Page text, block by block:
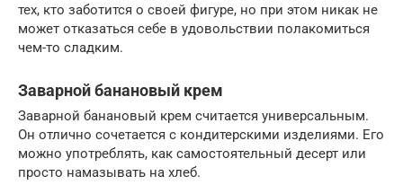
тех, кто заботится о своей фигуре, но при этом никак не
может отказаться себе в удовольствии полакомиться
чем-то сладким.
Заварной банановый крем
Заварной банановый крем считается универсальным.
Он отлично сочетается с кондитерскими изделиями. Его
можно употреблять, как самостоятельный десерт или
просто намазывать на хлеб.